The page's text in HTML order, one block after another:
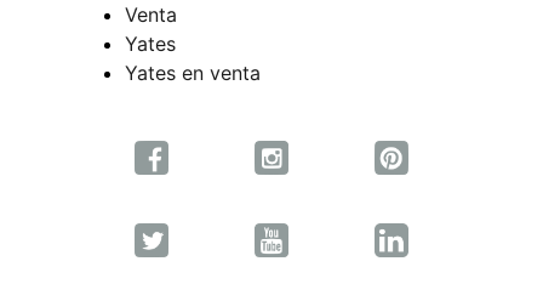
Venta
Yates
Yates en venta